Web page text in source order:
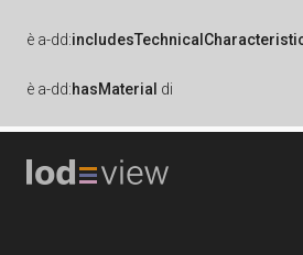
è a-dd:
è a-dd:hasMaterial di